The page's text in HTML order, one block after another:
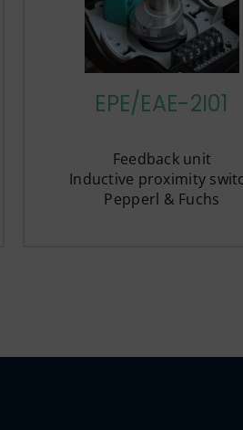
EPE/EAE-2I01
Feedback unit
Inductive proximity
Pepperl & Fuchs